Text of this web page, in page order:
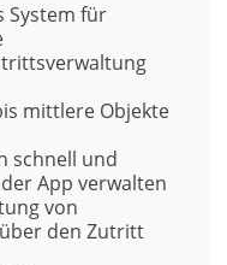
System für
mittlere Objekte
schnell und
App verwalten
von
den Zutritt